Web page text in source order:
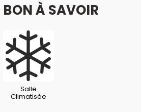
BON À SAVOIR
Salle
Climatisée